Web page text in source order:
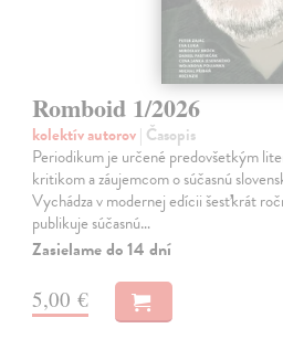
Romboid 1/2026
kolektív autorov| Časopis
Periodikum je určené predovšetkým
kritikom a záujemcom o súčasnú
Vychádza v modernej edícii šesťkrát
publikuje súčasnú…
Zasielame do 14 dní
5,00 €